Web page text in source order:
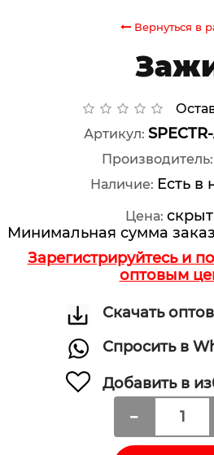
Вернуться в
Артикул:
Производитель:
Наличие: Есть в
Цена:
Минимальная сумма
Зарегистрируйтесь и
оптовым
Скачать
Спросить в
Добавить в